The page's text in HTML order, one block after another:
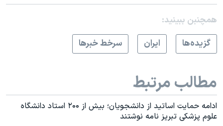
همچنبن ببینید:
گزيده‌ها
ايران سرخط خبرها
مطالب مرتبط
ادامه حمایت اساتید از دانشجویان؛ بیش از ۲۰۰ استاد دانشگاه
علوم پزشکی تبریز نامه نوشتند